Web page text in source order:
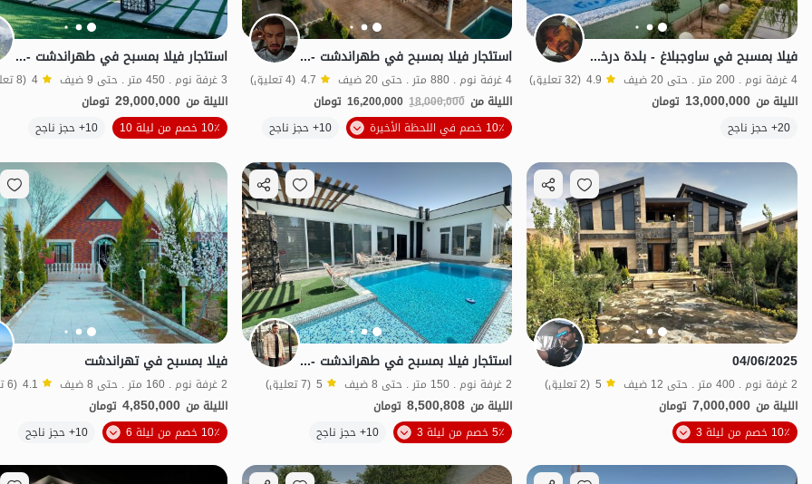
فيلا بمسبح في ساوجبلاغ - بلدة درخشانية
4 غرفة نوم . 200 متر . حتى 20 ضيف 4.9 (32 تعليق)
الليلة من 13,000,000 تومان
20+ حجز ناجح
الموقع على الخريطة
استئجار فيلا بمسبح في طهراندشت - سعيد أباد
4 غرفة نوم . 880 متر . حتى 20 ضيف 4.7 (4 تعليق)
الليلة من 18,000,000
16,200,000 تومان
10٪ خصم في اللحظة الأخيرة
10+ حجز ناجح بات نواز
استئجار فيلا بمسبح في طهراندشت - أحمد أباد
3 غرفة نوم . 450 متر . حتى 9 ضيف 4 (8 تعليق)
الليلة من 29,000,000 تومان
10٪ خصم من ليلة 10
10+ حجز ناجح
04/06/2025
2 غرفة نوم . 400 متر . حتى 12 ضيف 5 (2 تعليق)
الليلة من 7,000,000 تومان
10٪ خصم من ليلة 3
الموقع على الخريطة
استئجار فيلا بمسبح في طهراندشت - سعيد أباد
2 غرفة نوم . 150 متر . حتى 8 ضيف 5 (7 تعليق)
الليلة من 8,500,808 تومان
5٪ خصم من ليلة 3
10+ حجز ناجح الموقع على الخريطة
فيلا بمسبح في تهراندشت
2 غرفة نوم . 160 متر . حتى 8 ضيف 4.1 (6 تعليق)
الليلة من 4,850,000 تومان
10٪ خصم من ليلة 6
10+ حجز ناجح